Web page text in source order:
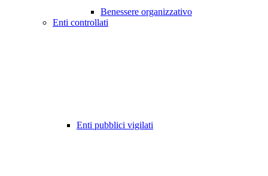
Benessere organizzativo
Enti controllati
Enti pubblici vigilati